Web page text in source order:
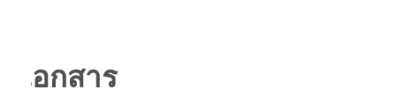
เอกสาร